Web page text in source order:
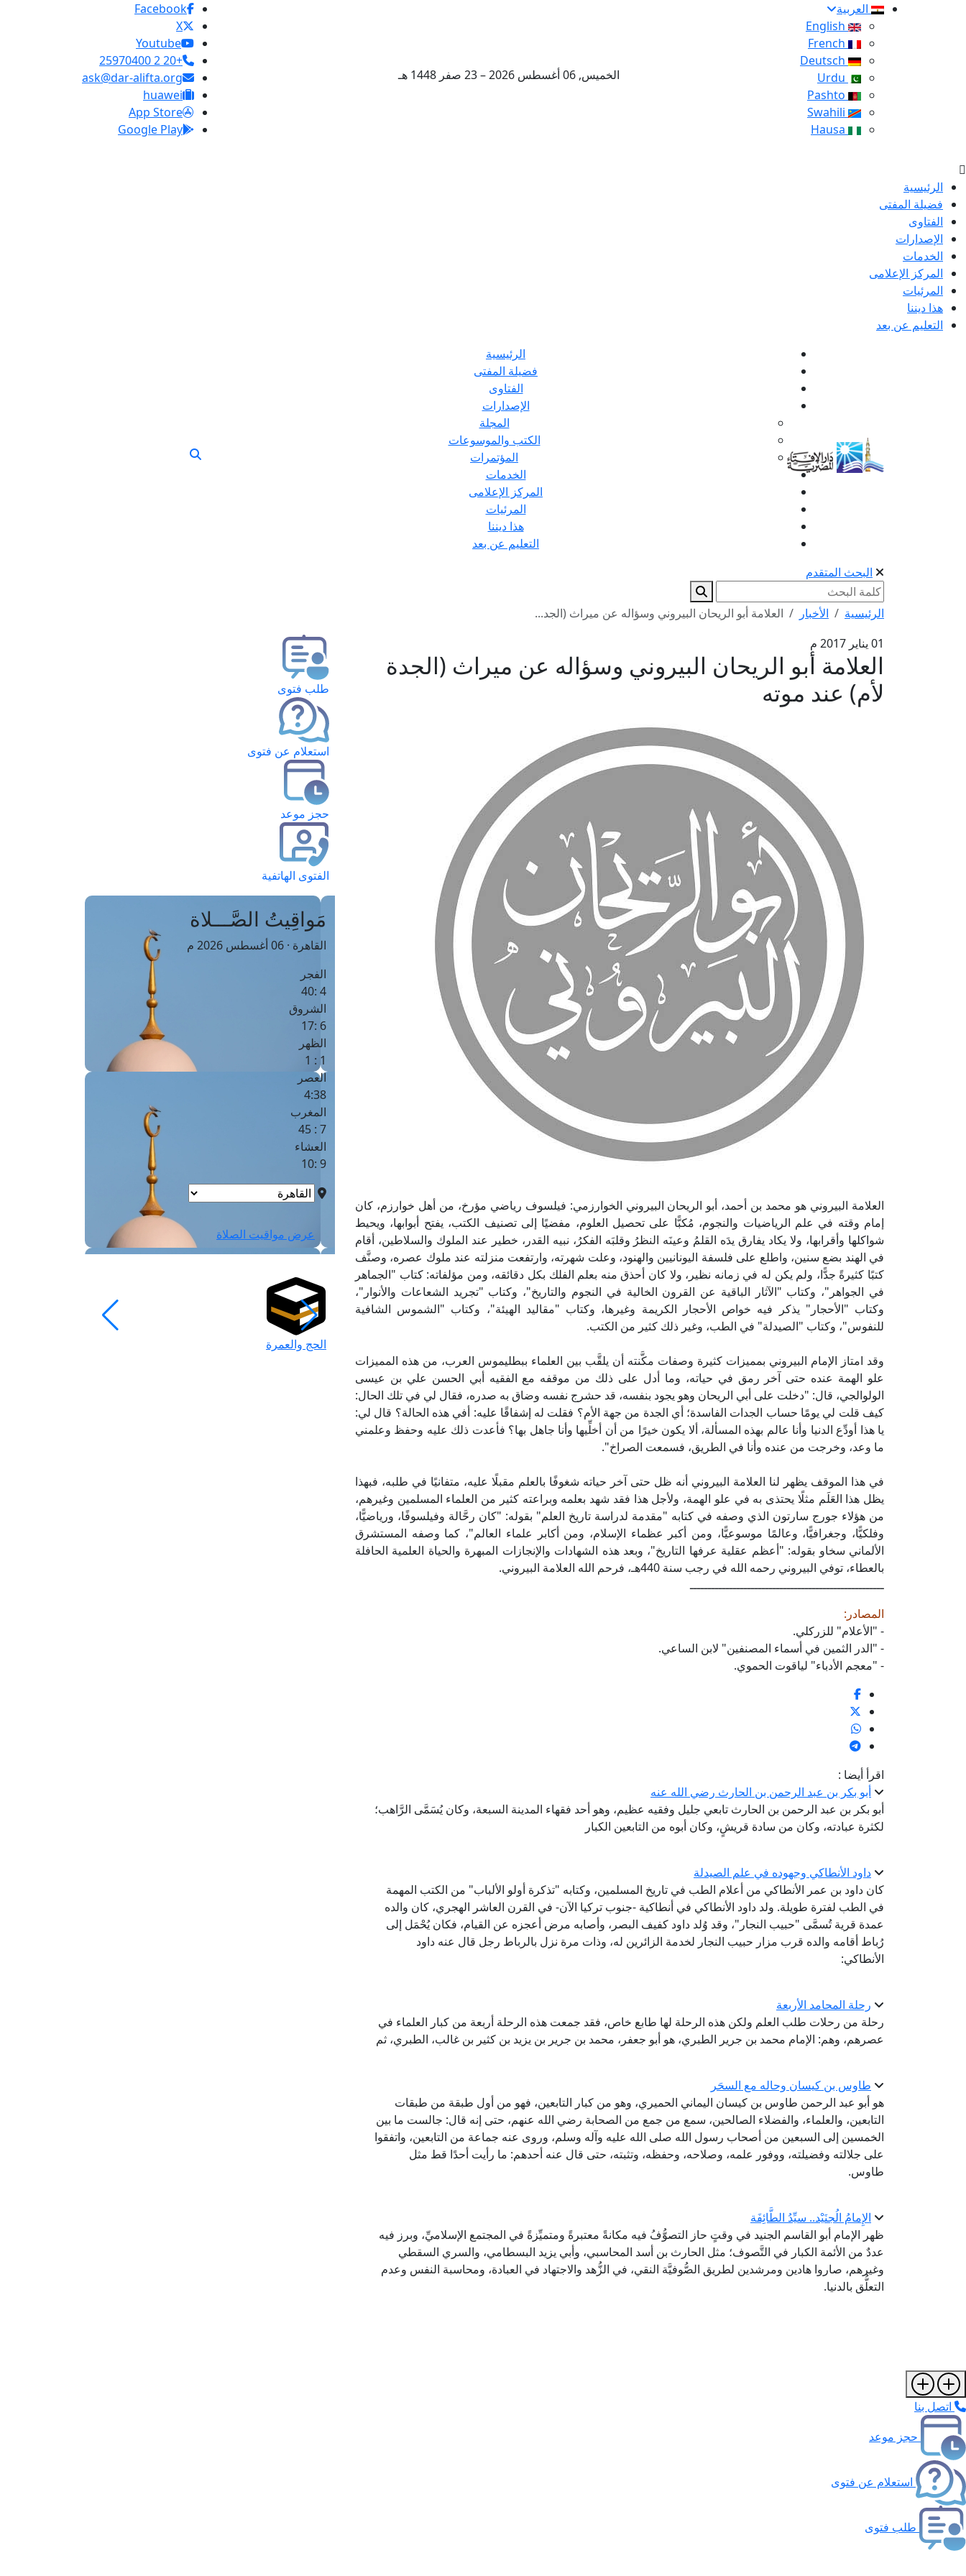
العربية
الخميس, 06 أغسطس 2026 – 23 صفر 1448 هـ
Facebook
X
Youtube
+20 2 25970400
ask@dar-alifta.org
huawei
App Store
Google Play
الرئيسية
فضيلة المفتى
الفتاوى
الإصدارات
الخدمات
المركز الإعلامى
المرئيات
هذا ديننا
التعليم عن بعد
الرئيسية
فضيلة المفتى
الفتاوى
الإصدارات
المجلة
الكتب والموسوعات
المؤتمرات
الخدمات
المركز الإعلامى
المرئيات
هذا ديننا
التعليم عن بعد
البحث المتقدم
الرئيسية الأخبار
العلامة أبو الريحان البيروني وسؤاله عن ميراث (الجد...
01 يناير 2017 م
العلامة أبو الريحان البيروني وسؤاله عن ميراث (الجدة
لأم) عند موته
العلامة البيروني هو محمد بن أحمد، أبو الريحان البيروني الخوارزمي: فيلسوف رياضي مؤرخ، من أهل خوارزم، كان
إمام وقته في علم الرياضيات والنجوم، مُكبًّا على تحصيل العلوم، مفضيًا إلى تصنيف الكتب، يفتح أبوابها، ويحيط
شواكلها وأقرابها، ولا يكاد يفارق يدَه القلمُ وعينَه النظرُ وقلبَه الفكرُ، نبيه القدر، خطير عند الملوك والسلاطين، أقام
في الهند بضع سنين، واطلع على فلسفة اليونانيين والهنود، وعلت شهرته، وارتفعت منزلته عند ملوك عصره، وصنَّف
كتبًا كثيرةً جدًّا، ولم يكن له في زمانه نظير، ولا كان أحذق منه بعلم الفلك بكل دقائقه، ومن مؤلفاته: كتاب "الجماهر
في الجواهر"، وكتاب "الآثار الباقية عن القرون الخالية في النجوم والتاريخ"، وكتاب "تجريد الشعاعات والأنوار"،
وكتاب "الأحجار" يذكر فيه خواص الأحجار الكريمة وغيرها، وكتاب "مقاليد الهيئة"، وكتاب "الشموس الشافية
للنفوس"، وكتاب "الصيدلة" في الطب، وغير ذلك كثير من الكتب.
وقد امتاز الإمام البيروني بمميزات كثيرة وصفات مكَّنته أن يلقَّب بين العلماء ببطليموس العرب، من هذه المميزات
علو الهمة عنده حتى آخر رمق في حياته، وما أدل على ذلك من موقفه مع الفقيه أبي الحسن علي بن عيسى
الولوالجي، قال: "دخلت على أبي الريحان وهو يجود بنفسه، قد حشرج نفسه وضاق به صدره، فقال لي في تلك الحال:
كيف قلت لي يومًا حساب الجدات الفاسدة؛ أي الجدة من جهة الأم؟ فقلت له إشفاقًا عليه: أفي هذه الحالة؟ قال لي:
يا هذا أودِّع الدنيا وأنا عالم بهذه المسألة، ألا يكون خيرًا من أن أخلِّيها وأنا جاهل بها؟ فأعدت ذلك عليه وحفظ وعلمني
ما وعد، وخرجت من عنده وأنا في الطريق، فسمعت الصراخ".
في هذا الموقف يظهر لنا العلامة البيروني أنه ظل حتى آخر حياته شغوفًا بالعلم مقبلًا عليه، متفانيًا في طلبه، فبهذا
يظل هذا العَلَم مثلًا يحتذى به في علو الهمة، ولأجل هذا فقد شهد بعلمه وبراعته كثير من العلماء المسلمين وغيرهم،
من هؤلاء جورج سارتون الذي وصفه في كتابه "مقدمة لدراسة تاريخ العلم" بقوله: "كان رحَّالة وفيلسوفًا، ورياضيًّا،
وفلكيًّا، وجغرافيًّا، وعالمًا موسوعيًّا، ومن أكبر عظماء الإسلام، ومن أكابر علماء العالم"، كما وصفه المستشرق
الألماني سخاو بقوله: "أعظم عقلية عرفها التاريخ"، وبعد هذه الشهادات والإنجازات المبهرة والحياة العلمية الحافلة
بالعطاء، توفي البيروني رحمه الله في رجب سنة 440هـ، فرحم الله العلامة البيروني.
ــــــــــــــــــــــــــــــــــــــــــــــــــــــ
المصادر:
- "الأعلام" للزركلي.
- "الدر الثمين في أسماء المصنفين" لابن الساعي.
- "معجم الأدباء" لياقوت الحموي.
اقرأ أيضا :
أبو بكر بن عبد الرحمن بن الحارث رضي الله عنه
أبو بكر بن عبد الرحمن بن الحارث تابعي جليل وفقيه عظيم، وهو أحد فقهاء المدينة السبعة، وكان يُسَمَّى الرَّاهب؛
لكثرة عبادته، وكان من سادة قريشٍ، وكان أبوه من التابعين الكبار
داود الأنطاكي وجهوده في علم الصيدلة
كان داود بن عمر الأنطاكي من أعلام الطب في تاريخ المسلمين، وكتابه "تذكرة أولو الألباب" من الكتب المهمة
في الطب لفترة طويلة. ولد داود الأنطاكي في أنطاكية -جنوب تركيا الآن- في القرن العاشر الهجري، كان والده
عمدة قرية تُسمَّى "حبيب النجار"، وقد وُلد داود كفيف البصر، وأصابه مرض أعجزه عن القيام، فكان يُحْمَل إلى
رُباط أقامه والده قرب مزار حبيب النجار لخدمة الزائرين له، وذات مرة نزل بالرباط رجل قال عنه داود
الأنطاكي:
رحلة المحامد الأربعة
رحلة من رحلات طلب العلم ولكن هذه الرحلة لها طابع خاص، فقد جمعت هذه الرحلة أربعة من كبار العلماء في
عصرهم، وهم: الإمام محمد بن جرير الطبري، هو أبو جعفر، محمد بن جرير بن يزيد بن كثير بن غالب، الطبري، ثم
طاوس بن كيسان وحاله مع السحَر
هو أبو عبد الرحمن طاوس بن كيسان اليماني الحميري، وهو من كبار التابعين، فهو من أول طبقة من طبقات
التابعين، والعلماء، والفضلاء الصالحين، سمع من جمع من الصحابة رضي الله عنهم، حتى إنه قال: جالست ما بين
الخمسين إلى السبعين من أصحاب رسول الله صلى الله عليه وآله وسلم، وروى عنه جماعة من التابعين، واتفقوا
على جلالته وفضيلته، ووفور علمه، وصلاحه، وحفظه، وتثبته، حتى قال عنه أحدهم: ما رأيت أحدًا قط مثل
طاوس.
الإِمامُ الُجنَيْد.. سيِّدُ الطَّائِفَة
ظهر الإمام أبو القاسم الجنيد في وقتٍ حاز التصوُّفُ فيه مكانةً معتبرةً ومتميِّزةً في المجتمع الإسلاميِّ، وبرز فيه
عددٌ من الأئمة الكبار في التَّصوف؛ مثل الحارث بن أسد المحاسبي، وأبي يزيد البسطامي، والسري السقطي
وغيرهم، صاروا هادين ومرشدين لطريق الصُّوفيَّة النقي، في الزُّهد والاجتهاد في العبادة، ومحاسبة النفس وعدم
التعلُّق بالدنيا.
طلب فتوى
استعلام عن فتوى
حجز موعد
الفتوى الهاتفية
مَواقِيتُ الصَّـــلاة
القاهرة · 06 أغسطس 2026 م
الفجر
4 :40
الشروق
6 :17
الظهر
1 : 1
العصر
4:38
المغرب
7 : 45
العشاء
9 :10
عرض مواقيت الصلاة
الحج والعمرة
اتصل بنا
حجز موعد
استعلام عن فتوى
طلب فتوى